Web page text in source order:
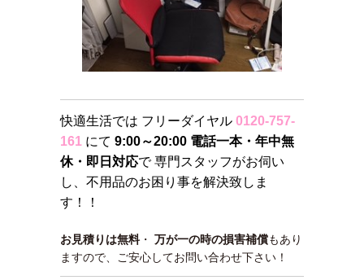
快適生活では フリーダイヤル 0120-757-
161 にて 9:00～20:00 電話一本・年中無
休・即日対応で 専門スタッフがお伺い
し、不用品のお困り事を解決致しま
す！！
お見積りは無料・ 万が一の時の損害補償もあり
ますので、ご安心してお問い合わせ下さい！